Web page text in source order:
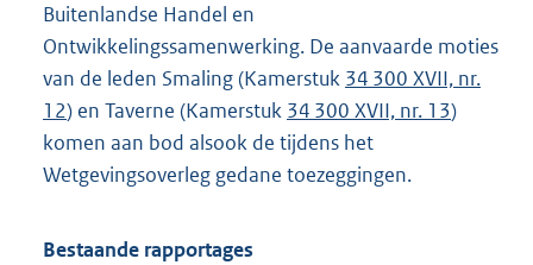
Buitenlandse Handel en
Ontwikkelingssamenwerking. De aanvaarde moties
van de leden Smaling (Kamerstuk 34 300 XVII, nr.
12) en Taverne (Kamerstuk 34 300 XVII, nr. 13)
komen aan bod alsook de tijdens het
Wetgevingsoverleg gedane toezeggingen.
Bestaande rapportages